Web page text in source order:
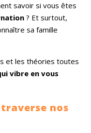
savoir si vous êtes
? Et surtout,
sa famille
et les théories toutes
vibre en vous
nos